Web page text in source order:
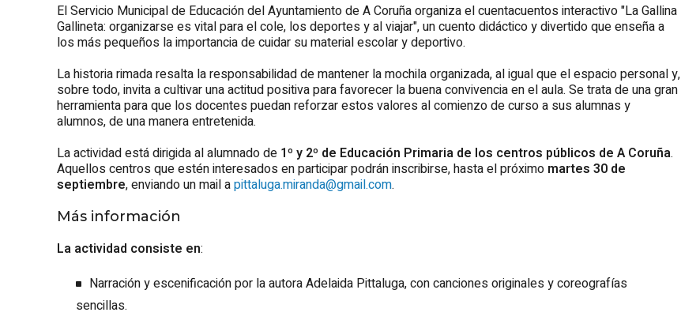
El Servicio Municipal de Educación del Ayuntamiento de A Coruña organiza el cuentacuentos interactivo "La Gallina
Gallineta: organizarse es vital para el cole, los deportes y al viajar", un cuento didáctico y divertido que enseña a
los más pequeños la importancia de cuidar su material escolar y deportivo.
La historia rimada resalta la responsabilidad de mantener la mochila organizada, al igual que el espacio personal y,
sobre todo, invita a cultivar una actitud positiva para favorecer la buena convivencia en el aula. Se trata de una gran
herramienta para que los docentes puedan reforzar estos valores al comienzo de curso a sus alumnas y
alumnos, de una manera entretenida.
La actividad está dirigida al alumnado de 1º y 2º de Educación Primaria de los centros públicos de A Coruña.
Aquellos centros que estén interesados en participar podrán inscribirse, hasta el próximo martes 30 de
septiembre, enviando un mail apittaluga.miranda@gmail.com.
Más información
La actividad consiste en:
Narración y escenificación por la autora Adelaida Pittaluga, con canciones originales y coreografías
sencillas.